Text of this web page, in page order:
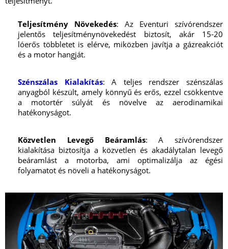
Teljesítmény Növekedés: Az Eventuri szívórendszer
jelentős teljesítménynövekedést biztosít, akár 15-20
lóerős többletet is elérve, miközben javítja a gázreakciót
és a motor hangját.
Szénszálas Kialakítás: A teljes rendszer szénszálas
anyagból készült, amely könnyű és erős, ezzel csökkentve
a motortér súlyát és növelve az aerodinamikai
hatékonyságot.
Közvetlen Levegő Beáramlás: A szívórendszer
kialakítása biztosítja a közvetlen és akadálytalan levegő
beáramlást a motorba, ami optimalizálja az égési
folyamatot és növeli a hatékonyságot.